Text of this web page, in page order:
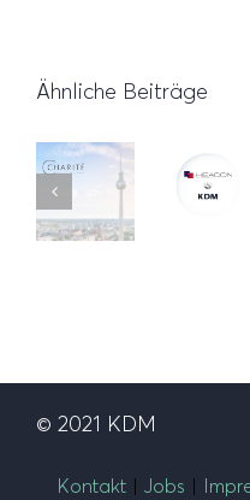
Ähnliche Beiträge
Charité
unserer
© 2021 KDM
Kontakt | Jobs |